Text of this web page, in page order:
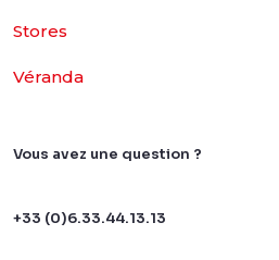
Stores
Véranda
Vous avez une question ?
+33 (0)6.33.44.13.13